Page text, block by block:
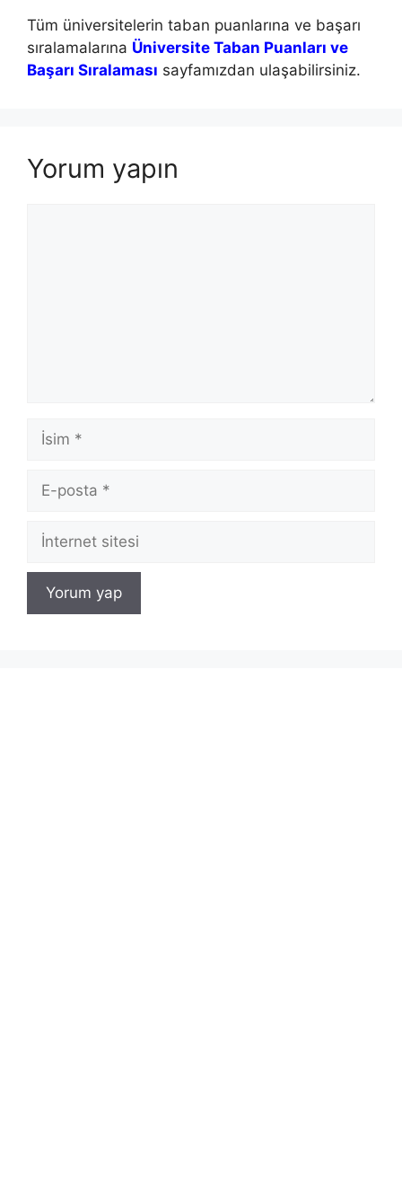
Tüm üniversitelerin taban puanlarına ve başarı
sıralamalarına Üniversite Taban Puanları ve
Başarı Sıralaması sayfamızdan ulaşabilirsiniz.
Yorum yapın
İsim
posta
İnternet